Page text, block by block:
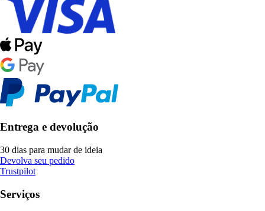
Entrega e devolução
30 dias para mudar de ideia
Devolva seu pedido
Trustpilot
Serviços